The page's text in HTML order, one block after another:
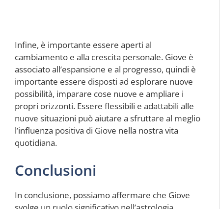
Infine, è importante essere aperti al
cambiamento e alla crescita personale. Giove è
associato all’espansione e al progresso, quindi è
importante essere disposti ad esplorare nuove
possibilità, imparare cose nuove e ampliare i
propri orizzonti. Essere flessibili e adattabili alle
nuove situazioni può aiutare a sfruttare al meglio
l’influenza positiva di Giove nella nostra vita
quotidiana.
Conclusioni
In conclusione, possiamo affermare che Giove